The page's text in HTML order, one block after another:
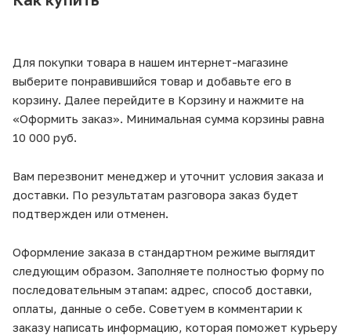
Для покупки товара в нашем интернет-магазине
выберите понравившийся товар и добавьте его в
корзину. Далее перейдите в Корзину и нажмите на
«Оформить заказ». Минимальная сумма корзины равна
10 000 руб.
Вам перезвонит менеджер и уточнит условия заказа и
доставки. По результатам разговора заказ будет
подтвержден или отменен.
Оформление заказа в стандартном режиме выглядит
следующим образом. Заполняете полностью форму по
последовательным этапам: адрес, способ доставки,
оплаты, данные о себе. Советуем в комментарии к
заказу написать информацию, которая поможет курьеру